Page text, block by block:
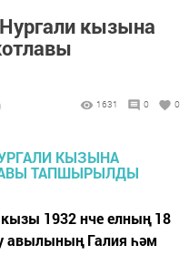
кызына
1631 0 0
кызы 1932 нче елның 18
авылының Галия һәм